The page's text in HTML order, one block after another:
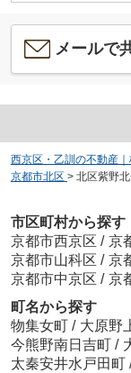
メールで
西京区・乙訓の不動産
京都市北区 > 北区紫野
市区町村から探す
京都市西京区 / 京
京都市山科区 / 京
京都市中京区 / 京
町名から探す
物集女町 / 大原野
今熊野南日吉町 /
太秦安井水戸田町